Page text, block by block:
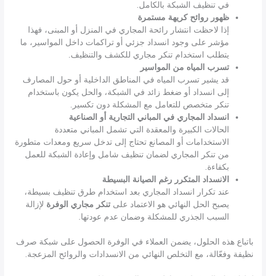
في تنظيف الشبكة بالكامل.
ظهور روائح كريهة مستمرة
إذا لاحظت انتشار رائحة المجاري في المنزل أو المبنى، فهذا
مؤشر على وجود انسداد جزئي أو تراكمات داخل المواسير، ما
يتطلب استخدام تنكر مجاري للكشف والتنظيف.
تسرب المياه من المواسير
قد يشير تسرب المياه في المناطق الداخلية أو حول المصارف
إلى انسداد أو ضغط زائد في الشبكة، والحل يكون باستخدام
تنكر متخصص للتعامل مع المشكلة دون تكسير.
انسداد المجاري في المباني التجارية أو الصناعية
الحالات الكبيرة والمعقدة التي تشمل المباني متعددة
الاستخدامات أو المصانع تحتاج إلى تدخل سريع ومعدات متطورة
من تنكر المجاري لضمان تنظيف شامل وإعادة الشبكة للعمل
بكفاءة.
الانسداد المتكرر رغم الصيانة البسيطة
عند تكرار انسداد المجاري بعد استخدام طرق تنظيف بسيطة،
يصبح الحل النهائي هو الاعتماد علىتنكر مجاري الوفرة لإزالة
السبب الجذري للمشكلة وضمان عدم عودتها.
باتباع هذه الحلول، يضمن العملاء في الوفرة الحصول على شبكة صرف
نظيفة وفعّالة، مع التخلص النهائي من الانسدادات والروائح المزعجة.